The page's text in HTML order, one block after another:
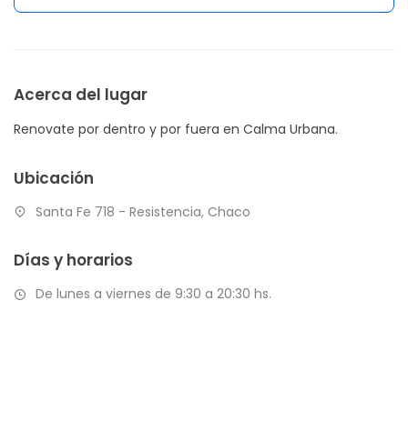
Acerca del lugar
Renovate por dentro y por fuera en Calma Urbana.
Ubicación
Santa Fe 718 - Resistencia, Chaco
Días y horarios
De lunes a viernes de 9:30 a 20:30 hs.